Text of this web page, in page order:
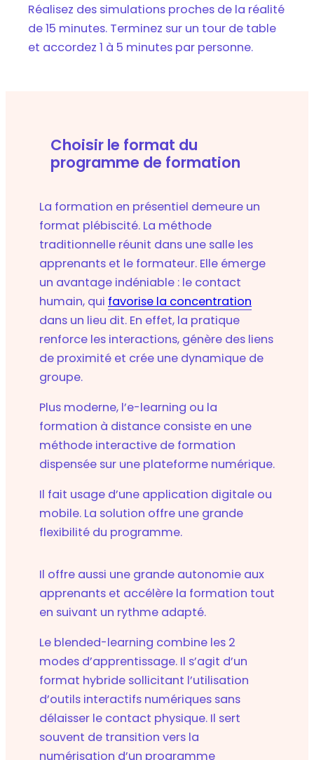
Réalisez des simulations proches de la réalité
de 15 minutes. Terminez sur un tour de table
et accordez 1 à 5 minutes par personne.
Choisir le format du
programme de formation
La formation en présentiel demeure un
format plébiscité. La méthode
traditionnelle réunit dans une salle les
apprenants et le formateur. Elle émerge
un avantage indéniable : le contact
humain, qui favorise la concentration
dans un lieu dit. En effet, la pratique
renforce les interactions, génère des liens
de proximité et crée une dynamique de
groupe.
Plus moderne, l’e-learning ou la
formation à distance consiste en une
méthode interactive de formation
dispensée sur une plateforme numérique.
Il fait usage d’une application digitale ou
mobile. La solution offre une grande
flexibilité du programme.
Il offre aussi une grande autonomie aux
apprenants et accélère la formation tout
en suivant un rythme adapté.
Le blended-learning combine les 2
modes d’apprentissage. Il s’agit d’un
format hybride sollicitant l’utilisation
d’outils interactifs numériques sans
délaisser le contact physique. Il sert
souvent de transition vers la
numérisation d’un programme